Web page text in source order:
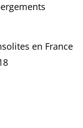
en France